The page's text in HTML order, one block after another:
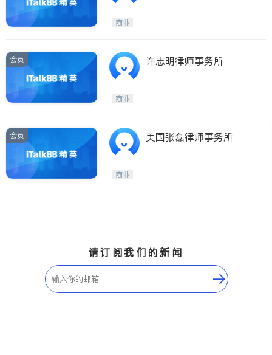
商业
会员 许志明律师事务所
商业
会员 美国张磊律师事务所
商业
请订阅我们的新闻